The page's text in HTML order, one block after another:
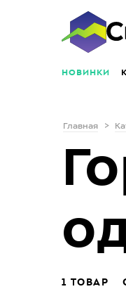
НОВИНКИ
Главная
1 ТОВАР